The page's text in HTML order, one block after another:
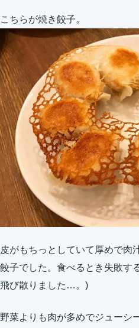
こちらが焼き餃子。
皮がもちっとしていて厚めで肉
餃子でした。食べるとき失敗す
飛び散りました…。)
野菜よりも肉が多めでジューシ